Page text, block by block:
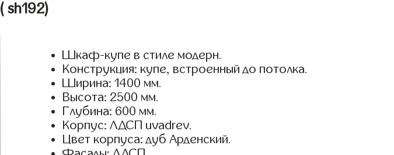
( sh192)
Шкаф-купе в стиле модерн.
Конструкция: купе, встроенный до потолка.
Ширина: 1400 мм.
Высота: 2500 мм.
Глубина: 600 мм.
Корпус: ЛДСП uvadrev.
Цвет корпуса: дуб Арденский.